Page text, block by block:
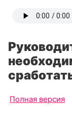
Полная версия